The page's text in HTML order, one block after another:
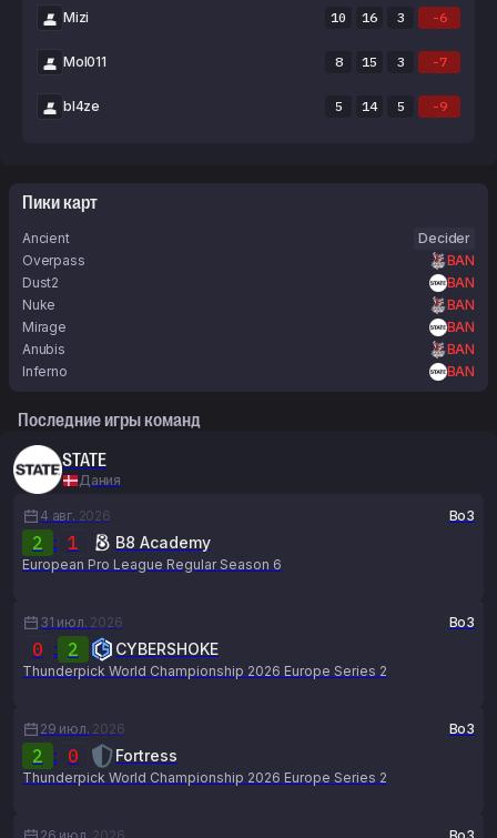
Mizi 10 16 3 -6
Mol011 8 15 3 -7
bl4ze 5 14 5 -9
Пики карт
Ancient
Decider
Overpass
BAN
Dust2
BAN
Nuke
BAN
Mirage
BAN
Anubis
BAN
Inferno
BAN
Последние игры команд
STATE
Дания
4 авг. 2026 Bo3
2 : 1 B8 Academy
European Pro League Regular Season 6
31 июл. 2026 Bo3
0 : 2 CYBERSHOKE
Thunderpick World Championship 2026 Europe Series 2
29 июл. 2026 Bo3
2 : 0 Fortress
Thunderpick World Championship 2026 Europe Series 2